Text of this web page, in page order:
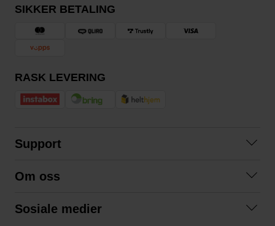
SIKKER BETALING
RASK LEVERING
Support
Kjøpsvilkår
Om oss
Sosiale medier